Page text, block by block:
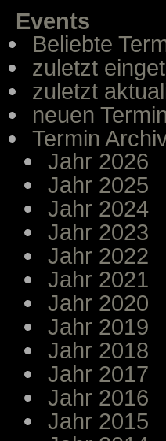
Events
Beliebte
zuletzt
zuletzt
neuen
Termin
Jahr 2026
Jahr 2025
Jahr 2024
Jahr 2023
Jahr 2022
Jahr 2021
Jahr 2020
Jahr 2019
Jahr 2018
Jahr 2017
Jahr 2016
Jahr 2015